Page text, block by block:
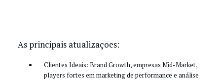
As principais atualizações:
Clientes Ideais: Brand Growth, empresas Mid-Market,
players fortes em marketing de performance e análise